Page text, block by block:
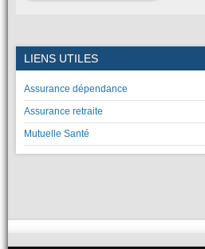
LIENS UTILES
Assurance dépendance
Assurance retraite
Mutuelle Santé